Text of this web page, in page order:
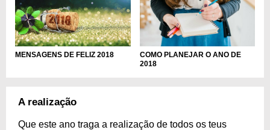
MENSAGENS DE FELIZ 2018
COMO PLANEJAR O ANO DE
2018
A realização
Que este ano traga a realização de todos os teus